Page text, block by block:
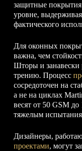
защитные
уровне,
фактического
Для оконных
важна, чем
Шторы и занавески
трению. Процесс
сосредоточен на
а не на циклах
весят от 50 GSM
тяжелым
Дизайнеры,
проектами, могут